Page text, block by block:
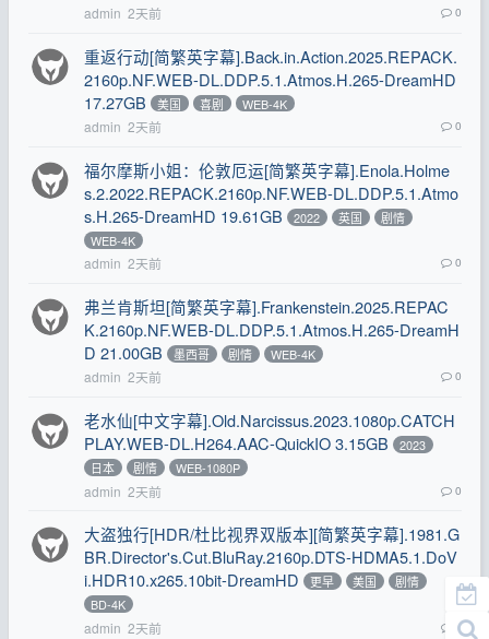
admin 2天前 0
重返行动[简繁英字幕].Back.in.Action.2025.REPACK.
2160p.NF.WEB-DL.DDP.5.1.Atmos.H.265-DreamHD
17.27GB
美国 喜剧 WEB-4K
admin 2天前 0
福尔摩斯小姐：伦敦厄运[简繁英字幕].Enola.Holme
s.2.2022.REPACK.2160p.NF.WEB-DL.DDP.5.1.Atmo
s.H.265-DreamHD 19.61GB
2022 英国
剧情
WEB-4K
admin 2天前 0
弗兰肯斯坦[简繁英字幕].Frankenstein.2025.REPAC
K.2160p.NF.WEB-DL.DDP.5.1.Atmos.H.265-DreamH
D 21.00GB
墨西哥 剧情 WEB-4K
admin 2天前 0
老水仙[中文字幕].Old.Narcissus.2023.1080p.CATCH
PLAY.WEB-DL.H264.AAC-QuickIO 3.15GB
2023
日本
剧情 WEB-1080P
admin 2天前 0
大盗独行[HDR/杜比视界双版本][简繁英字幕].1981.G
BR.Director's.Cut.BluRay.2160p.DTS-HDMA5.1.DoV
i.HDR10.x265.10bit-DreamHD
更早 美国
剧情
BD-4K
admin 2天前 0